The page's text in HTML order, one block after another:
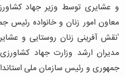
و عشایری توسط وزیر جهاد
معاون امور زنان و خانواده
'نقش آفرینی زنان روستایی و
مدیران ارشد وزارت جهاد
جمهوری و رئیس سازمان ملی